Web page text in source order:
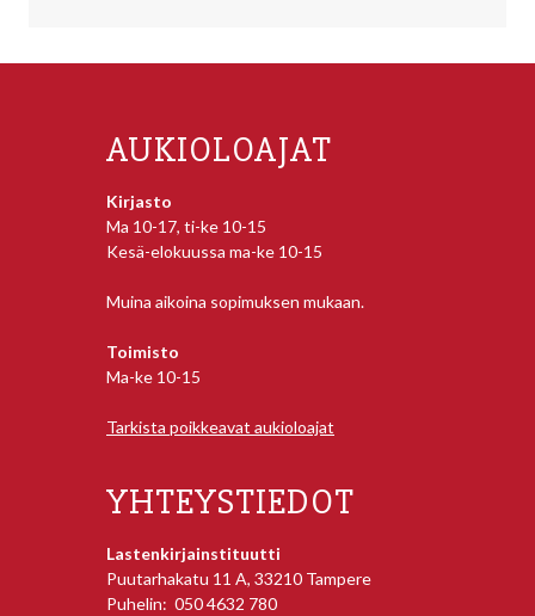
AUKIOLOAJAT
Kirjasto
Ma 10-17, ti-ke 10-15
Kesä-elokuussa ma-ke 10-15
Muina aikoina sopimuksen mukaan.
Toimisto
Ma-ke 10-15
Tarkista poikkeavat aukioloajat
YHTEYSTIEDOT
Lastenkirjainstituutti
Puutarhakatu 11 A, 33210 Tampere
Puhelin: 050 4632 780